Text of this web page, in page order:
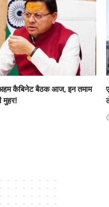
कैबिनेट बैठक आज, इन तमाम
मुहर!